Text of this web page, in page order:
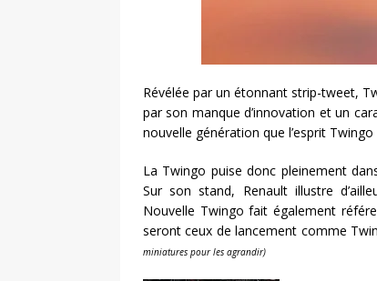
Révélée par un étonnant strip-tweet,
par son manque d’innovation et un
nouvelle génération que l’esprit
La Twingo puise donc pleinement
Sur son stand, Renault illustre
Nouvelle Twingo fait également
seront ceux de lancement comme
miniatures pour les agrandir)